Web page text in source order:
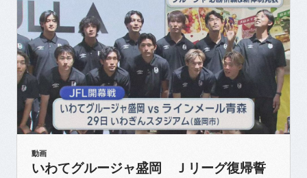
動画
いわてグルージャ盛岡 Ｊリーグ復帰誓